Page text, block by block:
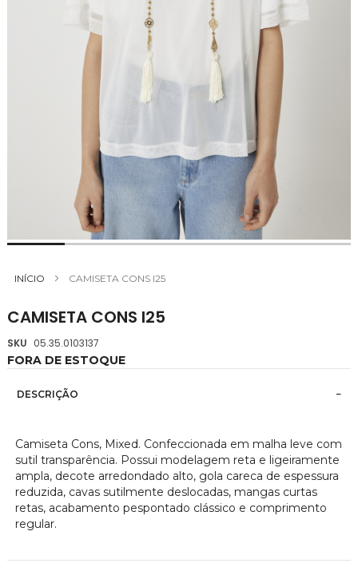
INÍCIO CAMISETA CONS I25
CAMISETA CONS I25
SKU 05.35.0103137
FORA DE ESTOQUE
DESCRIÇÃO
Camiseta Cons, Mixed. Confeccionada em malha leve com
sutil transparência. Possui modelagem reta e ligeiramente
ampla, decote arredondado alto, gola careca de espessura
reduzida, cavas sutilmente deslocadas, mangas curtas
retas, acabamento pespontado clássico e comprimento
regular.
para
da
Galeria
de
imagens